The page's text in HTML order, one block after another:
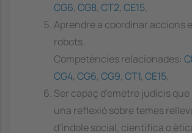
CG6, CG8, CT2, CE15,
Aprendre a coordinar accions
robots.
Competències relacionades:
CG4, CG6, CG9, CT1, CE15,
Ser capaç d'emetre judicis
una reflexió sobre temes
d'índole social, científica o